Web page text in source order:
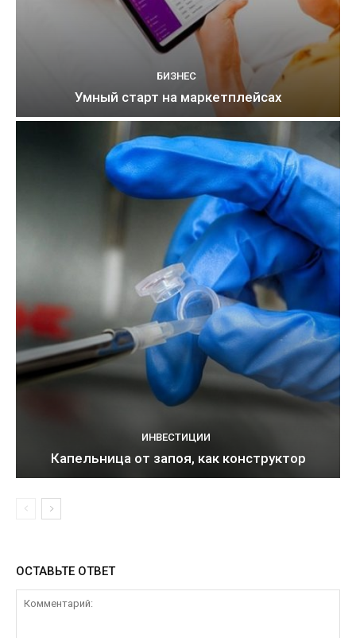
БИЗНЕС
Умный старт на маркетплейсах
ИНВЕСТИЦИИ
Капельница от запоя, как конструктор
ОСТАВЬТЕ ОТВЕТ